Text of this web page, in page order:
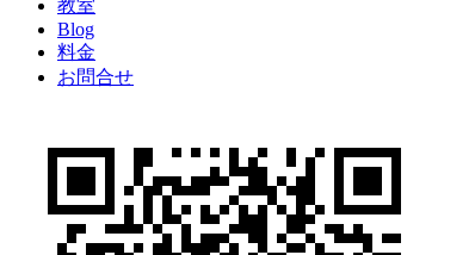
教室
Blog
料金
お問合せ